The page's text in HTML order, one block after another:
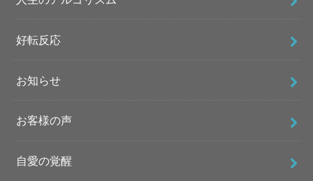
好転反応
お知らせ
お客様の声
自愛の覚醒